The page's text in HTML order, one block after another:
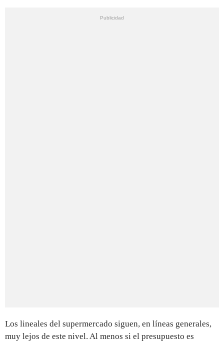
Los lineales del supermercado siguen, en líneas generales,
muy lejos de este nivel. Al menos si el presupuesto es